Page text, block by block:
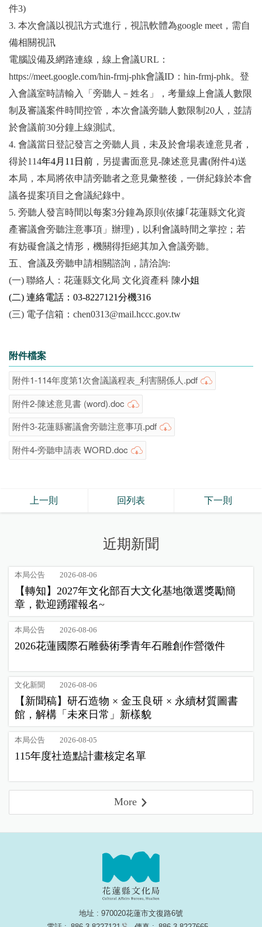
件3)
3.本次會議以視訊方式進行，視訊軟體為google meet，需自
備相關視訊
電腦設備及網路連線，線上會議URL：
https://meet.google.com/hin-frmj-phk會議ID：hin-frmj-phk。登
入會議室時請輸入「旁聽人－姓名」，考量線上會議人數限
制及審議案件時間控管，本次會議旁聽人數限制20人，並請
於會議前30分鐘上線測試。
4.會議當日登記發言之旁聽人員，未及於會場表達意見者，
得於114年4月11日前 ，另提書面意見-陳述意見書(附件4)送
本局，本局將依申請旁聽者之意見彙整後，一併紀錄於本會
議各提案項目之會議紀錄中。
5.旁聽人發言時間以每案3分鐘為原則(依據｢花蓮縣文化資
產審議會旁聽注意事項」辦理)，以利會議時間之掌控；若
有妨礙會議之情形，機關得拒絕其加入會議旁聽。
五、會議及旁聽申請相關諮詢，請洽詢:
(一) 聯絡人：花蓮縣文化局 文化資產科 陳小姐
(二) 連絡電話：03-8227121分機316
(三) 電子信箱：chen0313@mail.hccc.gov.tw
附件檔案
附件1-114年度第1次會議議程表_利害關係人.pdf
附件2-陳述意見書 (word).doc
附件3-花蓮縣審議會旁聽注意事項.pdf
附件4-旁聽申請表 WORD.doc
上一則 回列表 下一則
近期新聞
本局公告 2026-08-06
【轉知】2027年文化部百大文化基地徵選獎勵簡
章，歡迎踴躍報名~
本局公告 2026-08-06
2026花蓮國際石雕藝術季青年石雕創作營徵件
文化新聞 2026-08-06
【新聞稿】研石造物 × 金玉良研 × 永續材質圖書
館，解構「未來日常」新樣貌
本局公告 2026-08-05
115年度社造點計畫核定名單
More
地址 : 970020花蓮市文復路6號